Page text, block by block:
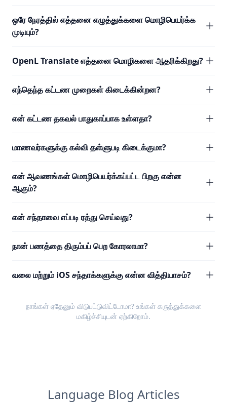
ஒரே நேரத்தில் எத்தனை எழுத்துக்களை மொழிபெயர்க்க
முடியும்?
OpenL Translate எத்தனை மொழிகளை ஆதரிக்கிறது?
எந்தெந்த கட்டண முறைகள் கிடைக்கின்றன?
என் கட்டண தகவல் பாதுகாப்பாக உள்ளதா?
மாணவர்களுக்கு கல்வி தள்ளுபடி கிடைக்குமா?
என் ஆவணங்கள் மொழிபெயர்க்கப்பட்ட பிறகு என்ன
ஆகும்?
என் சந்தாவை எப்படி ரத்து செய்வது?
நான் பணத்தை திரும்பப் பெற கோரலாமா?
வலை மற்றும் iOS சந்தாக்களுக்கு என்ன வித்தியாசம்?
நாங்கள் ஏதேனும் விடுபட்டுவிட்டோமா? உங்கள் கருத்துக்களை
மகிழ்ச்சியுடன் ஏற்கிறோம்.
Language Blog Articles